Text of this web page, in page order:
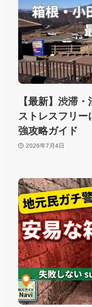
【最新】渋滞
ストレスフリー
強攻略ガイド
2026年7月4日